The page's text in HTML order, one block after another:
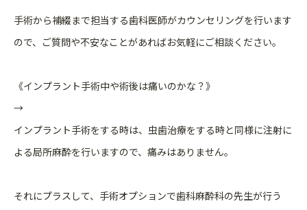
手術から補綴まで担当する歯科医師がカウンセリングを行います
ので、ご質問や不安なことがあればお気軽にご相談ください。
《インプラント手術中や術後は痛いのかな？》
→
インプラント手術をする時は、虫歯治療をする時と同様に注射に
よる局所麻酔を行いますので、痛みはありません。
それにプラスして、手術オプションで歯科麻酔科の先生が行う